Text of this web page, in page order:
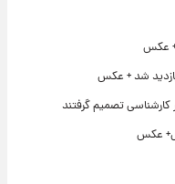
+ عکس
کارشناسی تصمیم گرفتند
عکس